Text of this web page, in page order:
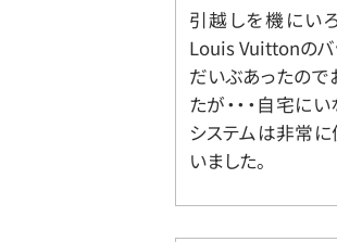
引越しを機にい
Louis Vuittonのバ
だいぶあったので
たが・・・自宅に
システムは非常に
いました。